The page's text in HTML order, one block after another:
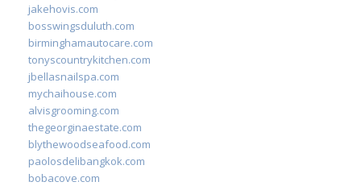
jakehovis.com
bosswingsduluth.com
birminghamautocare.com
tonyscountrykitchen.com
jbellasnailspa.com
mychaihouse.com
alvisgrooming.com
thegeorginaestate.com
blythewoodseafood.com
paolosdelibangkok.com
bobacove.com